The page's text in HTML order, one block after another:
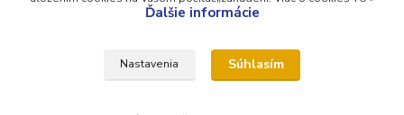
info@exashop.sk Ďalšie informácie
Nastavenia Súhlasím